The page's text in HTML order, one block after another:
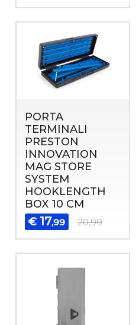
PORTA
TERMINALI
PRESTON
INNOVATION
MAG STORE
SYSTEM
HOOKLENGTH
BOX 10 CM
€ 17,99 20,99